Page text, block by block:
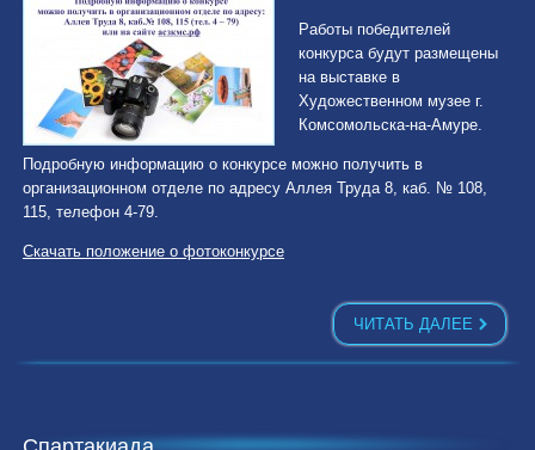
Работы победителей
конкурса будут размещены
на выставке в
Художественном музее г.
Комсомольска-на-Амуре.
Подробную информацию о конкурсе можно получить в
организационном отделе по адресу Аллея Труда 8, каб. № 108,
115, телефон 4-79.
Скачать положение о фотоконкурсе
ЧИТАТЬ ДАЛЕЕ